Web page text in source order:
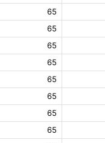
65
65
65
65
65
65
65
65